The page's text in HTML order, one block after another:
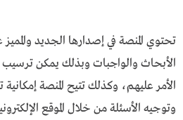
تحتوي المنصة في إصدارها الجديد
الأبحاث والواجبات وبذلك يمكن
الأمر عليهم، وكذلك تتيح المنصة
وتوجيه الأسئلة من خلال الموقع